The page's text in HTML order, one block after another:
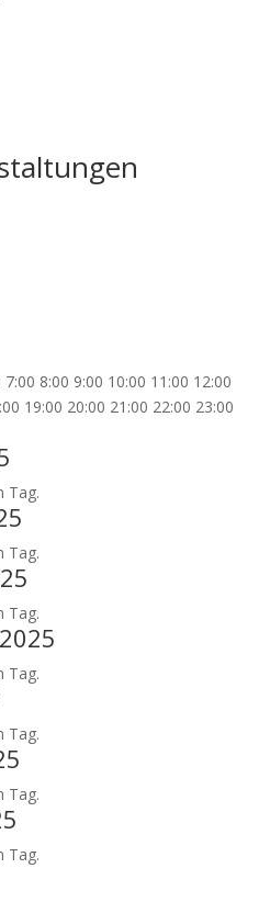
7:00 8:00 9:00 10:00 11:00 12:00
19:00 20:00 21:00 22:00 23:00
Tag.
Tag.
Tag.
Tag.
Tag.
Tag.
Tag.